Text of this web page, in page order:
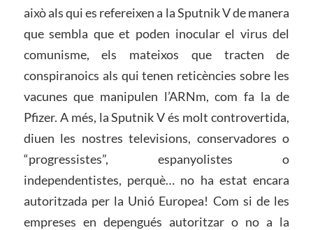
això als qui es refereixen a la Sputnik V de manera
que sembla que et poden inocular el virus del
comunisme, els mateixos que tracten de
conspiranoics als qui tenen reticències sobre les
vacunes que manipulen l’ARNm, com fa la de
Pfizer. A més, la Sputnik V és molt controvertida,
diuen les nostres televisions, conservadores o
“progressistes”, espanyolistes o
independentistes, perquè… no ha estat encara
autoritzada per la Unió Europea! Com si de les
empreses en depengués autoritzar o no a la